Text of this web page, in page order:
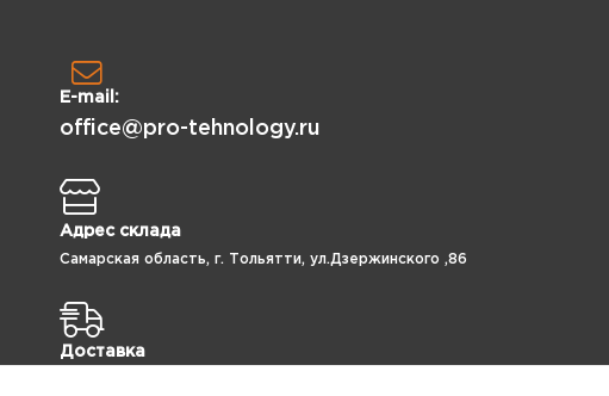
E-mail:
office@pro-tehnology.ru
Адрес склада
Самарская область, г. Тольятти, ул.Дзержинского ,86
Доставка